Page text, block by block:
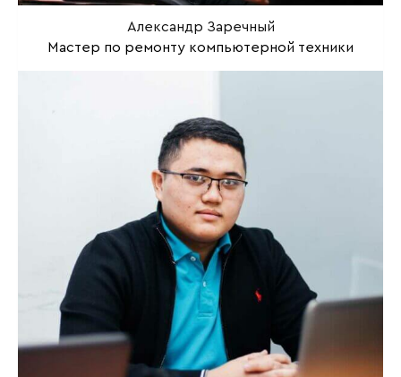
Александр Заречный
Мастер по ремонту компьютерной техники